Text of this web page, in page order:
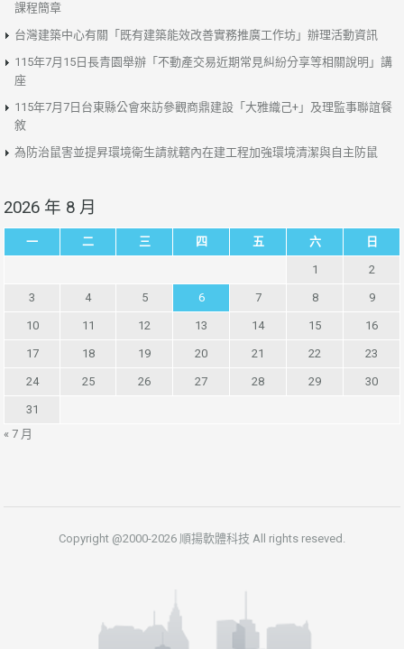
課程簡章
台灣建築中心有關「既有建築能效改善實務推廣工作坊」辦理活動資訊
115年7月15日長青園舉辦「不動產交易近期常見糾紛分享等相關說明」講
座
115年7月7日台東縣公會來訪參觀商鼎建設「大雅織己+」及理監事聯誼餐
敘
為防治鼠害並提昇環境衛生請就轄內在建工程加強環境清潔與自主防鼠
2026 年 8 月
一 二 三 四 五 六 日
1 2
3 4 5 6 7 8 9
10 11 12 13 14 15 16
17 18 19 20 21 22 23
24 25 26 27 28 29 30
31
« 7 月
Copyright @2000-2026 順揚軟體科技 All rights reseved.